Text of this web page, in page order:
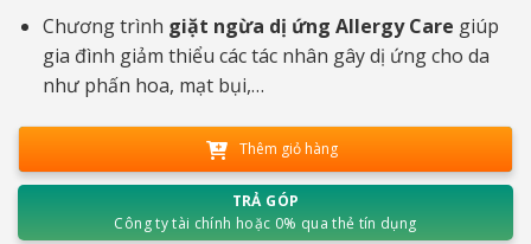
Chương trình giặt ngừa dị ứng Allergy Care giúp
gia đình giảm thiểu các tác nhân gây dị ứng cho da
như phấn hoa, mạt bụi,…
Thêm giỏ hàng
TRẢ GÓP
Công ty tài chính hoặc 0% qua thẻ tín dụng